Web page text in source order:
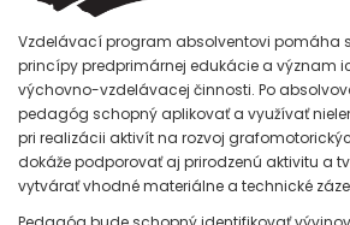
Vzdelávací program absolventovi pomáha
princípy predprimárnej edukácie a význam
výchovno-vzdelávacej činnosti. Po
pedagóg schopný aplikovať a využívať
pri realizácii aktivít na rozvoj
dokáže podporovať aj prirodzenú aktivitu a
vytvárať vhodné materiálne a technické